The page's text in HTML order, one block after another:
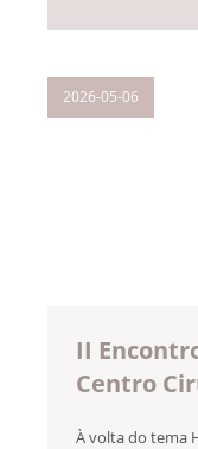
2026-05-06
II
Centro
À volta do tema